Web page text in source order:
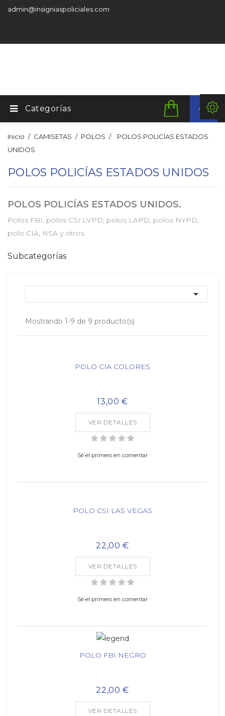
admin@insigniaspoliciales.com
Categorías
Inicio CAMISETAS POLOS
POLOS POLICÍAS ESTADOS
UNIDOS
POLOS POLICÍAS ESTADOS UNIDOS
POLOS POLICÍAS ESTADOS UNIDOS.
Polos FBI, polos CSI LVPD, polos LAPD, polos NYPD,
polo CIA, NSA y otros.
Subcategorías

Mostrando 1-9 de 9 producto(s)
POLO CIA COLORES
13,00 €
VER DETALLES
Sé el primero en comentar
POLO CSI LAS VEGAS
22,00 €
VER DETALLES
Sé el primero en comentar
POLO FBI NEGRO
22,00 €
VER DETALLES